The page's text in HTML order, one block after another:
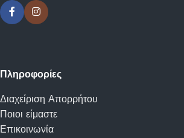
Πληροφορίες
Διαχείριση Απορρήτου
Ποιοι είμαστε
Επικοινωνία